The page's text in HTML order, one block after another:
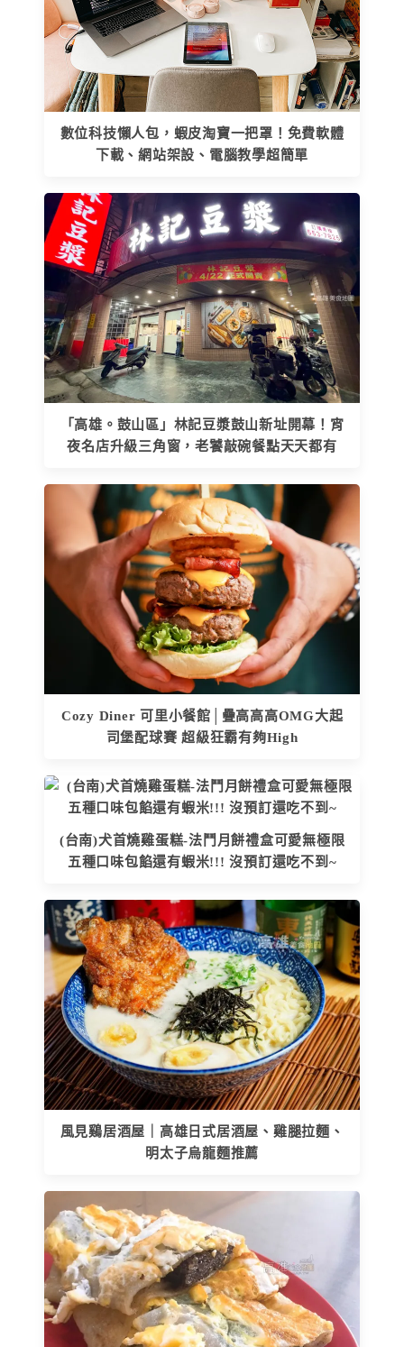
數位科技懶人包，蝦皮淘寶一把罩！免費軟體
下載、網站架設、電腦教學超簡單
「高雄。鼓山區」林記豆漿鼓山新址開幕！宵
夜名店升級三角窗，老饕敲碗餐點天天都有
Cozy Diner 可里小餐館│疊高高高OMG大起
司堡配球賽 超級狂霸有夠High
(台南)犬首燒雞蛋糕-法鬥月餅禮盒可愛無極限
五種口味包餡還有蝦米!!! 沒預訂還吃不到~
風見鷄居酒屋｜高雄日式居酒屋、雞腿拉麵、
明太子烏龍麵推薦